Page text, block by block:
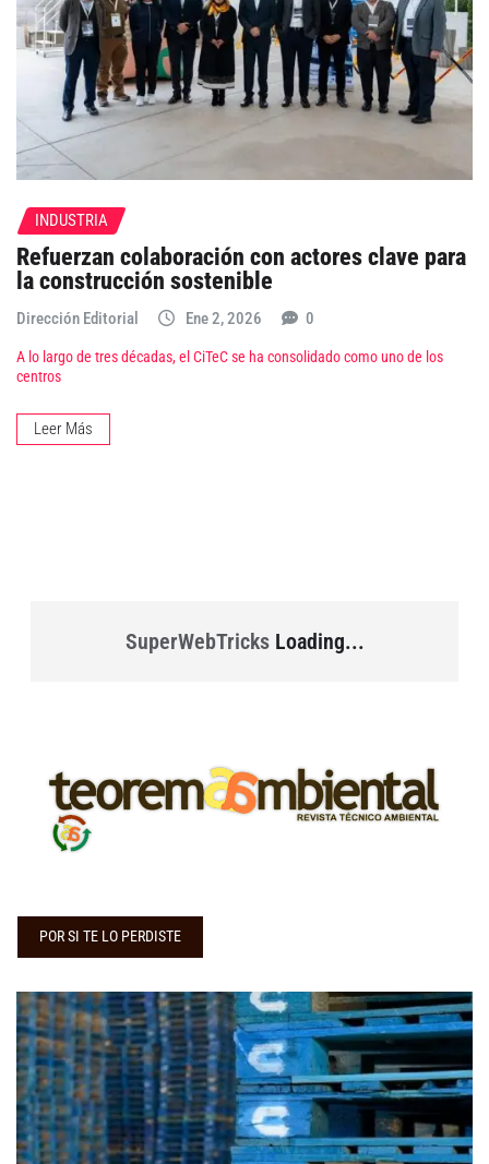
INDUSTRIA
Refuerzan colaboración con actores clave para
la construcción sostenible
Dirección Editorial Ene 2, 2026 0
A lo largo de tres décadas, el CiTeC se ha consolidado como uno de los
centros
Leer Más
SuperWebTricksLoading...
POR SI TE LO PERDISTE